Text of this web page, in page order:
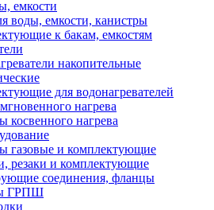
емкости
воды, емкости, канистры
к бакам, емкостям
накопительные
для водонагревателей
нагрева
косвенного нагрева
газовые и комплектующие
резаки и комплектующие
соединения, фланцы
ГРПШ